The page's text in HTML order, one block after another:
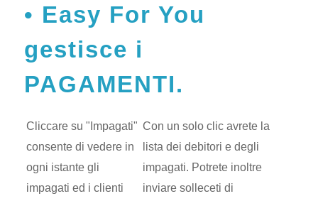
Easy For You
gestisce i
PAGAMENTI.
Cliccare su "Impagati"
consente di vedere in
ogni istante gli
impagati ed i clienti
Con un solo clic avrete la
lista dei debitori e degli
impagati. Potrete inoltre
inviare solleceti di